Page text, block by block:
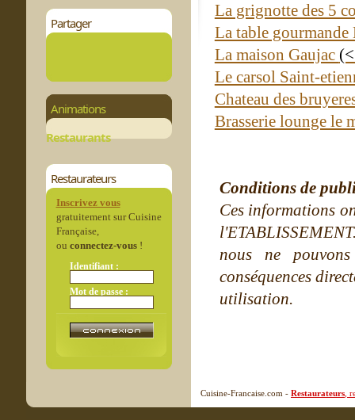
Partager
Animations
Restaurants
Restaurateurs
Inscrivez vous
gratuitement sur Cuisine
Française,
ou connectez-vous!
Identifiant :
Mot de passe :
La grignotte des 5
La table
La maison Gaujac
Le carsol Saint-
Chateau des
Brasserie lounge le
Conditions de
Ces informations
nous ne
conséquences
utilisation.
Cuisine-Francaise.com - Restaurateurs ,